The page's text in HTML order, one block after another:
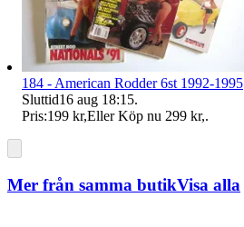
184 - American Rodder 6st 1992-1995
Sluttid16 aug 18:15.
Pris:199 kr,Eller Köp nu 299 kr,.
Mer från samma butikVisa alla